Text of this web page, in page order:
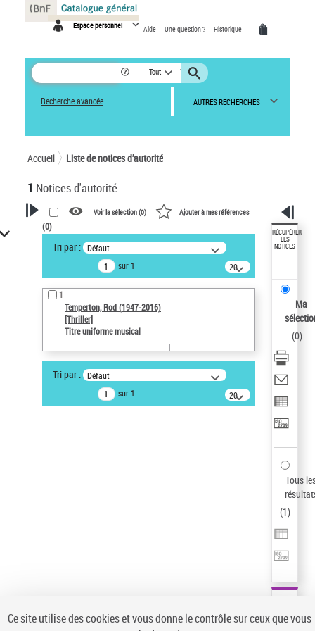
Espace personnel Aide Une question ? Historique
Tout
Recherche avancée AUTRES RECHERCHES
Accueil Liste de notices d’autorité
1 Notices d'autorité
VOTRE RECHERCHE
Recherche avancée dans les
notices d’autorité
Œuvres liées à l'auteur :
Temperton, Rod (1947-2016)
Type de notice d'autorité
Œuvre
Statut de la notice d’autorité
Voir la sélection (0) Ajouter à mes références
(0)
Tri par : Défaut
sur 1
20
résultats/page
1
Temperton, Rod (1947-2016)
[Thriller]
Titre uniforme musical
Tri par : Défaut
sur 1
20
résultats/page
RÉCUPÉRER
LES
NOTICES
Ma
(0)
Tous
(1)
Panneau de gestion des cookies
Ce site utilise des cookies et vous donne le contrôle sur ceux que vous